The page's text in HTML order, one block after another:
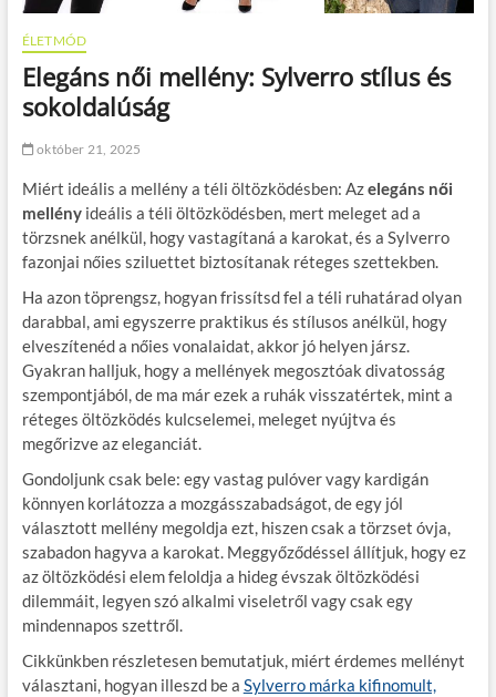
ÉLETMÓD
Elegáns női mellény: Sylverro stílus és
sokoldalúság
október 21, 2025
Miért ideális a mellény a téli öltözködésben: Azelegáns női
mellényideális a téli öltözködésben, mert meleget ad a
törzsnek anélkül, hogy vastagítaná a karokat, és a Sylverro
fazonjai nőies sziluettet biztosítanak réteges szettekben.
Ha azon töprengsz, hogyan frissítsd fel a téli ruhatárad olyan
darabbal, ami egyszerre praktikus és stílusos anélkül, hogy
elveszítenéd a nőies vonalaidat, akkor jó helyen jársz.
Gyakran halljuk, hogy a mellények megosztóak divatosság
szempontjából, de ma már ezek a ruhák visszatértek, mint a
réteges öltözködés kulcselemei, meleget nyújtva és
megőrizve az eleganciát.
Gondoljunk csak bele: egy vastag pulóver vagy kardigán
könnyen korlátozza a mozgásszabadságot, de egy jól
választott mellény megoldja ezt, hiszen csak a törzset óvja,
szabadon hagyva a karokat. Meggyőződéssel állítjuk, hogy ez
az öltözködési elem feloldja a hideg évszak öltözködési
dilemmáit, legyen szó alkalmi viseletről vagy csak egy
mindennapos szettről.
Cikkünkben részletesen bemutatjuk, miért érdemes mellényt
választani, hogyan illeszd be a Sylverro márka kifinomult,